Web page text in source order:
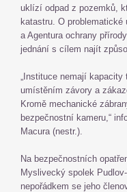
uklízí odpad z pozemků,
katastru. O
a Agentura ochrany
jednání s cílem najít
„Instituce nemají
umístěním závory a
Kromě mechanické
bezpečnostní kameru,“
Macura (nestr.).
Na bezpečnostních
Myslivecký spolek
nepořádkem se jeho